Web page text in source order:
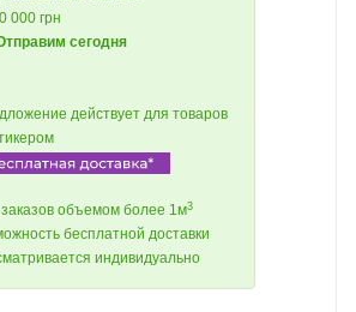
000 грн
сегодня
действует для товаров
объемом более 1м3
бесплатной доставки
индивидуально